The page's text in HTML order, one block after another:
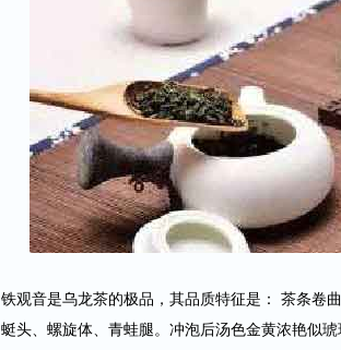
铁观音是乌龙茶的极品，其品质特征是： 茶条卷
蜓头、螺旋体、青蛙腿。冲泡后汤色金黄浓艳似